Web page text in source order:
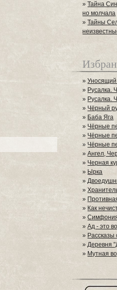
»Тайна
но молчала
»Тайны
»Уносящий
» Русалка.
» Русалка.
» Чёрный
» Баба Яга
»Чёрные
» Чёрные
» Чёрные
»Ангел,
» Черная
» Ырка
»
»
»
» Как
»
»Ад - это
» Рассказы
»Деревня
» Мутная